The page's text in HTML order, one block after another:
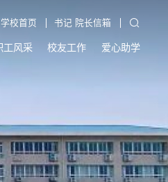
学校首页 书记 院长信箱
工风采 校友工作 爱心助学